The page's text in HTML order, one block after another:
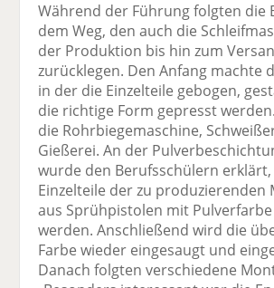
Während der Führung folgten die
dem Weg, den auch die
der Produktion bis hin zum
zurücklegen. Den Anfang machte
in der die Einzelteile gebogen,
die richtige Form gepresst
die Rohrbiegemaschine,
Gießerei. An der
wurde den Berufsschülern erklärt,
Einzelteile der zu produzierenden
aus Sprühpistolen mit
werden. Anschließend wird die
Farbe wieder eingesaugt und
Danach folgten verschiedene